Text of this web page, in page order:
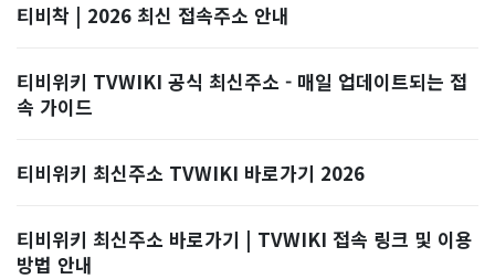
티비착 | 2026 최신 접속주소 안내
티비위키 TVWIKI 공식 최신주소 - 매일 업데이트되는 접
속 가이드
티비위키 최신주소 TVWIKI 바로가기 2026
티비위키 최신주소 바로가기 | TVWIKI 접속 링크 및 이용
방법 안내